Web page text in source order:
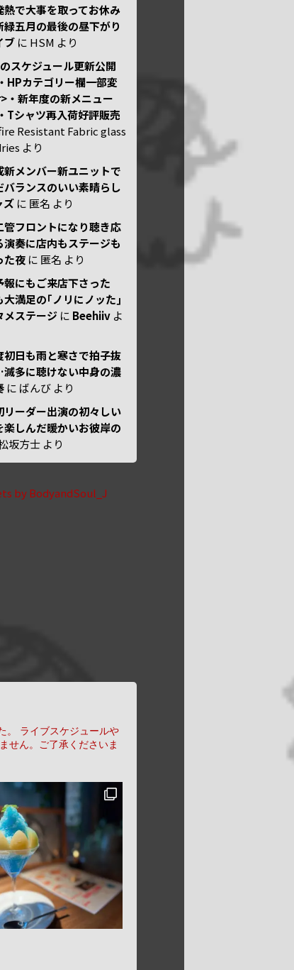
熱で大事を取ってお休み
緑五月の最後の昼下がり
ブ に HSM より
スケジュール更新公開
HPカテゴリー欄一部変
・新年度の新メニュー
Tシャツ再入荷好評販売
Resistant Fabric glass
より
新メンバー新ユニットで
バランスのいい素晴らし
ズ に 匿名 より
管フロントになり聴き応
演奏に店内もステージも
た夜 に 匿名 より
報にもご来店下さった
大満足の｢ノリにノッた｣
メステージ に Beehiiv よ
初日も雨と寒さで拍子抜
多に聴けない中身の濃
に ばんび より
リーダー出演の初々しい
楽しんだ暖かいお彼岸の
坂方士 より
by BodyandSoul_J
ライブスケジュールや
せん。ご了承くださいま